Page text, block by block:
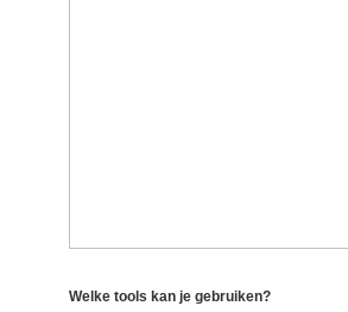
Welke tools kan je gebruiken?